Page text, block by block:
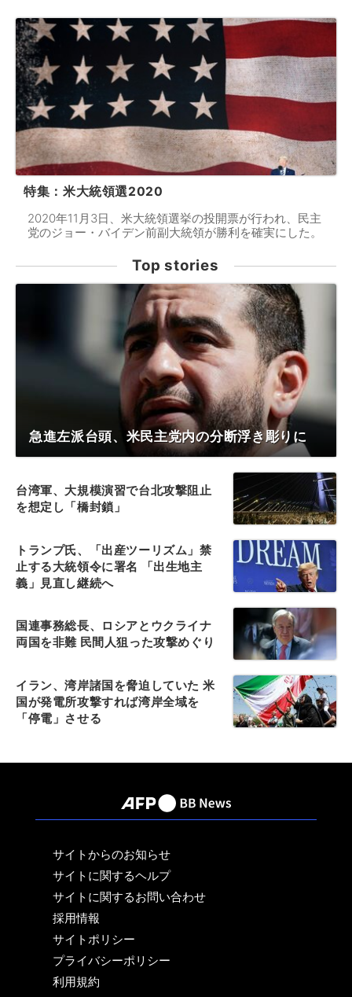
特集：米大統領選2020
2020年11月3日、米大統領選挙の投開票が行われ、民主
党のジョー・バイデン前副大統領が勝利を確実にした。
Top stories
急進左派台頭、米民主党内の分断浮き彫りに
台湾軍、大規模演習で台北攻撃阻止
を想定し「橋封鎖」
トランプ氏、「出産ツーリズム」禁
止する大統領令に署名 「出生地主
義」見直し継続へ
国連事務総長、ロシアとウクライナ
両国を非難 民間人狙った攻撃めぐり
イラン、湾岸諸国を脅迫していた 米
国が発電所攻撃すれば湾岸全域を
「停電」させる
サイトからのお知らせ
サイトに関するヘルプ
サイトに関するお問い合わせ
採用情報
サイトポリシー
プライバシーポリシー
利用規約